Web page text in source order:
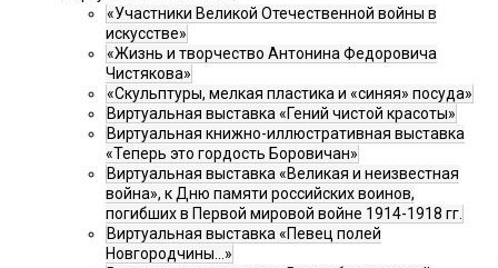
«Участники Великой Отечественной войны в
искусстве»
«Жизнь и творчество Антонина Федоровича
Чистякова»
«Скульптуры, мелкая пластика и «синяя» посуда»
Виртуальная выставка «Гений чистой красоты»
Виртуальная книжно-иллюстративная выставка
«Теперь это гордость Боровичан»
Виртуальная выставка «Великая и неизвестная
война», к Дню памяти российских воинов,
погибших в Первой мировой войне 1914-1918 гг.
Виртуальная выставка «Певец полей
Новгородчины…»